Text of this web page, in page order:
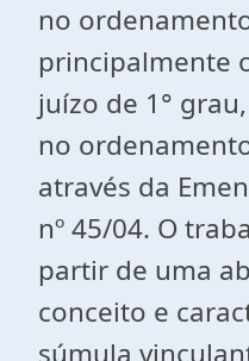
no
principalmente
juízo de 1°
no
através da
nº 45/04. O
partir de uma
conceito e
súmula